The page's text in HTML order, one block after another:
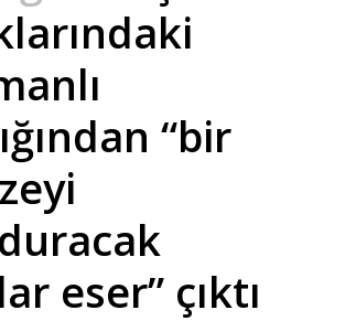
“bir
eser” çıktı